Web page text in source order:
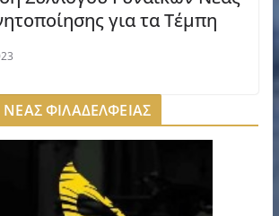
για τα Τέμπη
ΦΙΛΑΔΕΛΦΕΙΑΣ